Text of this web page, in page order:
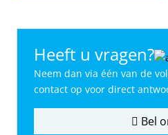
Heeft u vragen?
Neem dan via één van de
contact op voor direct
Bel